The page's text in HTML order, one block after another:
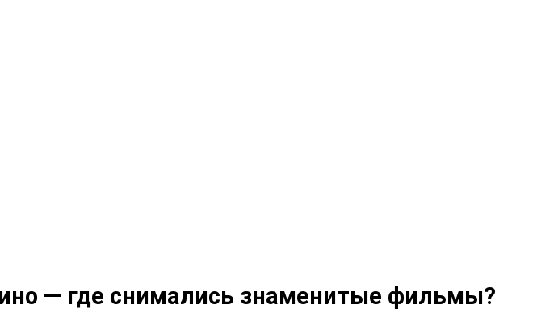
— где снимались знаменитые фильмы?